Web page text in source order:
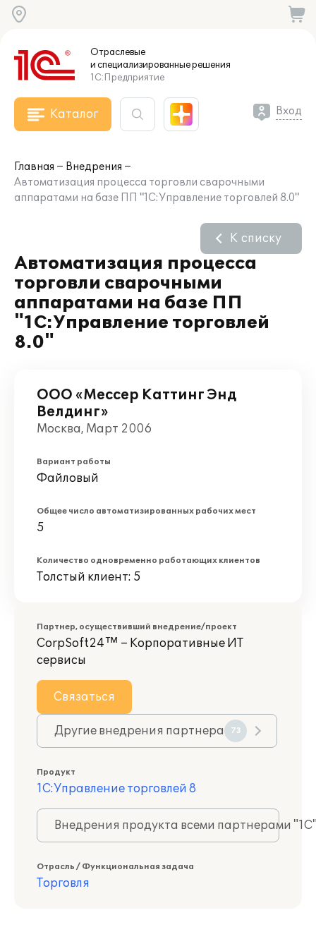
Отраслевые
и специализированныерешения
1С:Предприятие
Каталог Вход
Главная
Внедрения
Автоматизация процесса торговли сварочными
аппаратами на базе ПП "1С:Управление торговлей 8.0"
Автоматизация процесса
торговли сварочными
аппаратами на базе ПП
"1С:Управление торговлей
8.0"
К списку
ООО «Мессер Каттинг Энд
Велдинг»
Москва, Март 2006
Вариант работы
Файловый
Общее число автоматизированных рабочих мест
5
Количество одновременно работающих клиентов
Толстый клиент: 5
Партнер, осуществивший внедрение/проект
CorpSoft24™ – Корпоративные ИТ
сервисы
Связаться
Другие внедрения партнера 73
Продукт
1С:Управление торговлей 8
Внедрения продукта всеми партнерами
Отрасль / Функциональная задача
Торговля